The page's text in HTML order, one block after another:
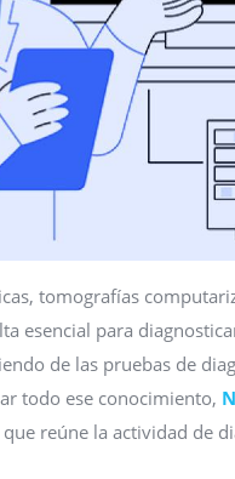
tomografías
esencial para
de las pruebas de
todo ese conocimiento,
reúne la actividad de